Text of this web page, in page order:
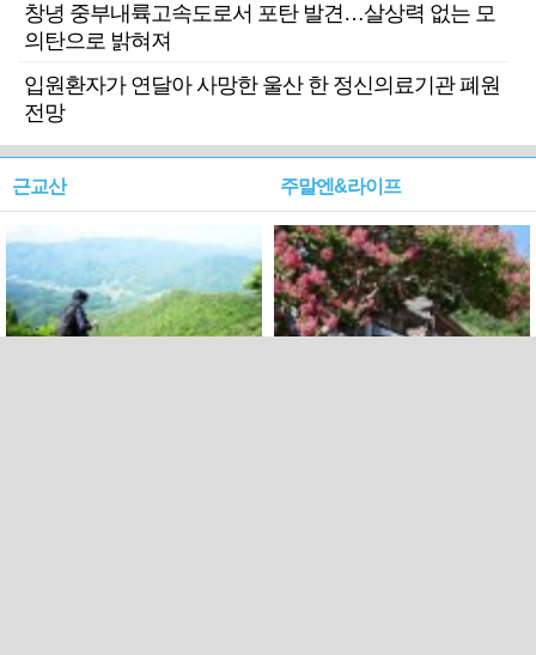
창녕 중부내륙고속도로서 포탄 발견…살상력 없는 모
의탄으로 밝혀져
입원환자가 연달아 사망한 울산 한 정신의료기관 폐원
전망
근교산 주말엔&라이프